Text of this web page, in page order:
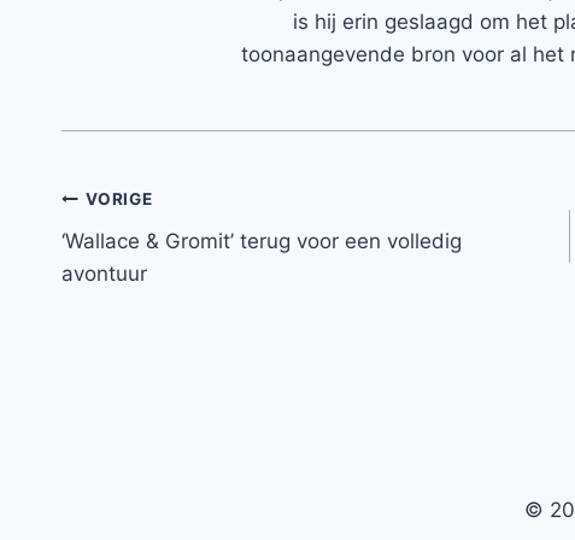
is hij erin geslaagd om het
toonaangevende bron voor al
Bericht
navigatie
VORIGE
‘Wallace & Gromit’ terug voor een volledig
avontuur
©